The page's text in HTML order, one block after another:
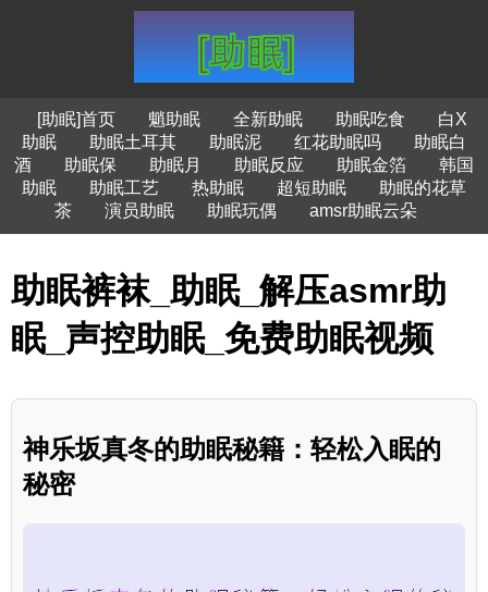
[助眠]首页 魈助眠 全新助眠 助眠吃食
白X
助眠
助眠土耳其 助眠泥 红花助眠吗
助眠白
酒
助眠保 助眠月 助眠反应 助眠金箔
韩国
助眠
助眠工艺 热助眠 超短助眠
助眠的花草
茶
演员助眠 助眠玩偶 amsr助眠云朵
助眠裤袜_助眠_解压asmr助
眠_声控助眠_免费助眠视频
神乐坂真冬的助眠秘籍：轻松入眠的
秘密